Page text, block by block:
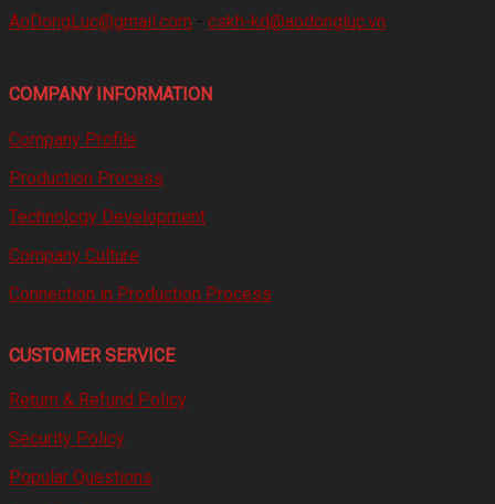
AoDongLuc@gmail.com - cskh-kd@aodongluc.vn
COMPANY INFORMATION
Company Profile
Production Process
Technology Development
Company Culture
Connection in Production Process
CUSTOMER SERVICE
Return & Refund Policy
Security Policy
Popular Questions